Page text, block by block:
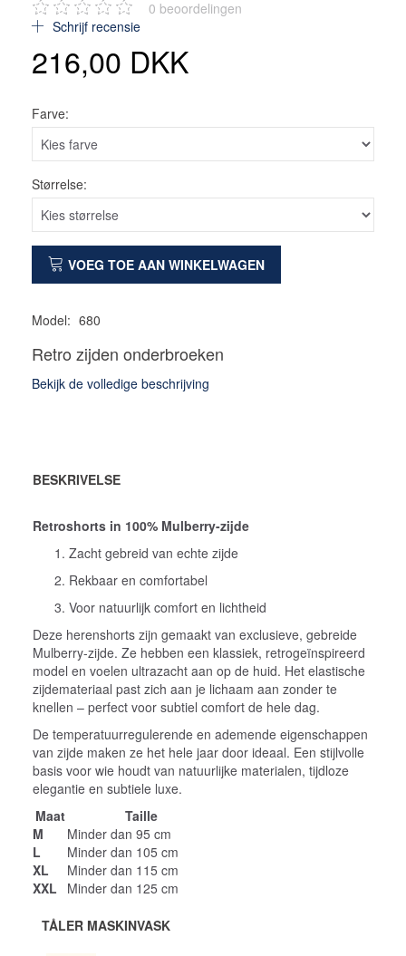
0 beoordelingen
Schrijf recensie
216,00 DKK
Farve:
Størrelse:
VOEG TOE AAN WINKELWAGEN
Model: 680
Retro zijden onderbroeken
Bekijk de volledige beschrijving
BESKRIVELSE
Retroshorts in 100% Mulberry-zijde
Zacht gebreid van echte zijde
Rekbaar en comfortabel
Voor natuurlijk comfort en lichtheid
Deze herenshorts zijn gemaakt van exclusieve, gebreide
Mulberry-zijde. Ze hebben een klassiek, retrogeïnspireerd
model en voelen ultrazacht aan op de huid. Het elastische
zijdemateriaal past zich aan je lichaam aan zonder te
knellen – perfect voor subtiel comfort de hele dag.
De temperatuurregulerende en ademende eigenschappen
van zijde maken ze het hele jaar door ideaal. Een stijlvolle
basis voor wie houdt van natuurlijke materialen, tijdloze
elegantie en subtiele luxe.
Maat
Taille
M
Minder dan 95 cm
L
Minder dan 105 cm
XL
Minder dan 115 cm
XXL
Minder dan 125 cm
TÅLER MASKINVASK